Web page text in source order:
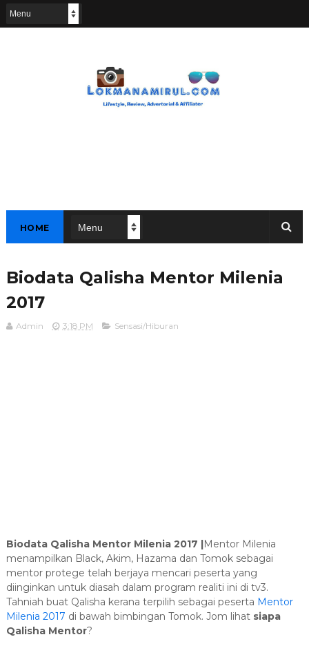
HOME
Biodata Qalisha Mentor Milenia
2017
Admin 3:18 PM Sensasi/Hiburan
Biodata Qalisha Mentor Milenia 2017 |Mentor Milenia
menampilkan Black, Akim, Hazama dan Tomok sebagai
mentor protege telah berjaya mencari peserta yang
diinginkan untuk diasah dalam program realiti ini di tv3.
Tahniah buat Qalisha kerana terpilih sebagai peserta Mentor
Milenia 2017 di bawah bimbingan Tomok. Jom lihat siapa
Qalisha Mentor?